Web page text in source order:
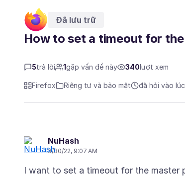
Đã lưu trữ
How to set a timeout for
5trả lời 1gặp vấn đề này 340 lượt xem
Firefox Riêng tư và bảo mật đã hỏi vào
NuHash
3/30/22, 9:07 AM
I want to set a timeout for the master